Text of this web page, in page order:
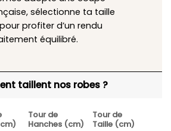
sélectionne ta taille
profiter d’un rendu
équilibré.
taillent nos robes ?
Tour de
Hanches (cm)
Tour de
Taille (cm)